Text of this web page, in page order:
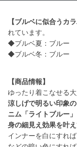
【ブルベに似合うカラ
れています。
◆ブルベ夏：ブルー
◆ブルベ冬：ブルー
【商品情報】
涼しげで明るい印象
ニム「ライトブルー
身の細見え効果を叶
インナーを白にすれ